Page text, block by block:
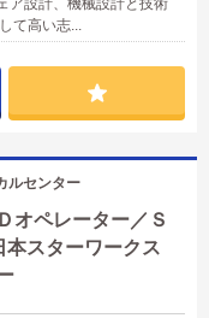
ア設計、機械設計と技術
て高い志...
ルセンター
オペレーター／Ｓ
本スターワークス